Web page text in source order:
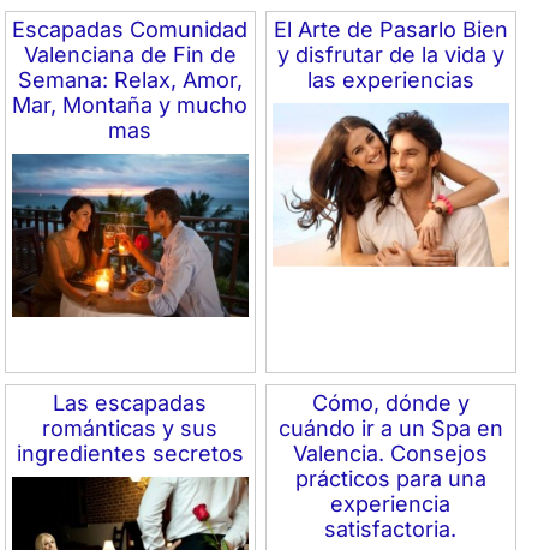
Escapadas Comunidad
Valenciana de Fin de
Semana: Relax, Amor,
Mar, Montaña y mucho
mas
El Arte de Pasarlo Bien
y disfrutar de la vida y
las experiencias
Las escapadas
románticas y sus
ingredientes secretos
Cómo, dónde y
cuándo ir a un Spa en
Valencia. Consejos
prácticos para una
experiencia
satisfactoria.